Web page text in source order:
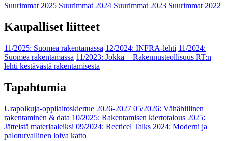
Suurimmat 2025 Suurimmat 2024 Suurimmat 2023 Suurimmat 2022
Kaupalliset liitteet
11/2025: Suomea rakentamassa 12/2024: INFRA-lehti 11/2024:
Suomea rakentamassa 11/2023: Jokka − Rakennusteollisuus RT:n
lehti kestävästä rakentamisesta
Tapahtumia
Urapolkuja-oppilaitoskiertue 2026-2027 05/2026: Vähähiilinen
rakentaminen & data 10/2025: Rakentamisen kiertotalous 2025:
Jätteistä materiaaleiksi 09/2024: Recticel Talks 2024: Moderni ja
paloturvallinen loiva katto